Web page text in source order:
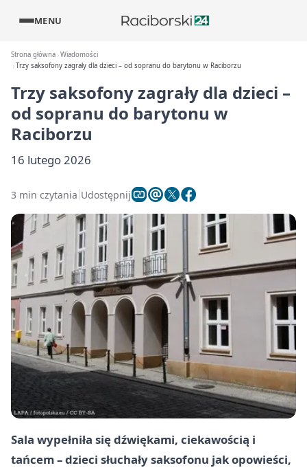
MENU
Strona główna Wiadomości
Trzy saksofony zagrały dla dzieci – od sopranu do barytonu w Raciborzu
Trzy saksofony zagrały dla dzieci –
od sopranu do barytonu w
Raciborzu
16 lutego 2026
3 min czytania Udostępnij
Sala wypełniła się dźwiękami, ciekawością i
tańcem – dzieci słuchały saksofonu jak opowieści,